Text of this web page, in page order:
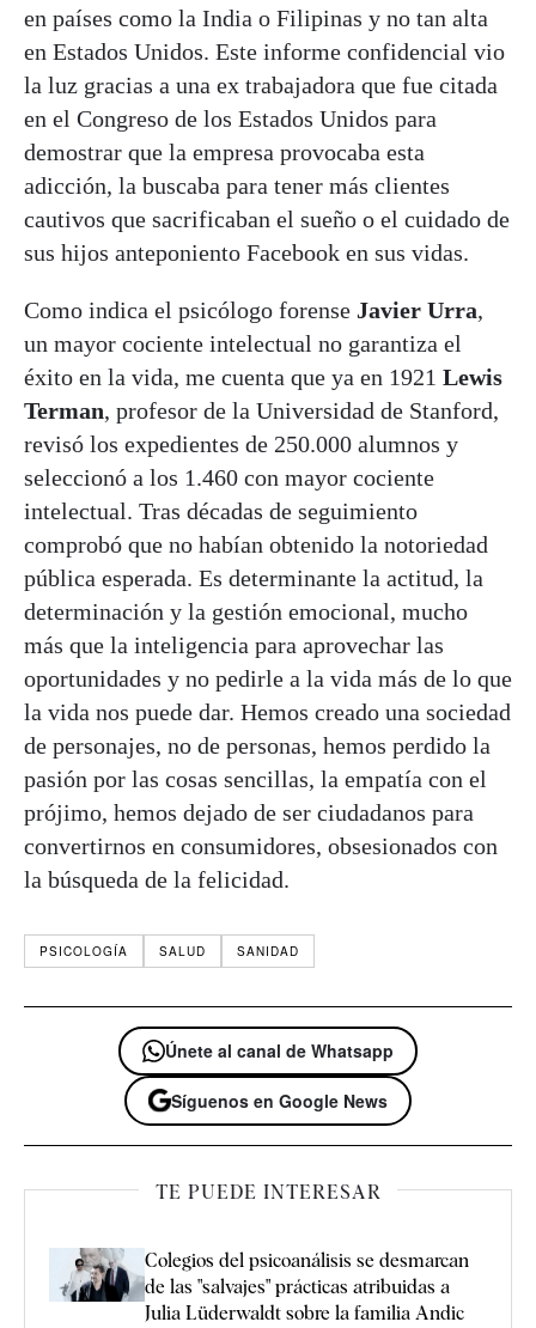
en países como la India o Filipinas y no tan alta
en Estados Unidos. Este informe confidencial vio
la luz gracias a una ex trabajadora que fue citada
en el Congreso de los Estados Unidos para
demostrar que la empresa provocaba esta
adicción, la buscaba para tener más clientes
cautivos que sacrificaban el sueño o el cuidado de
sus hijos anteponiento Facebook en sus vidas.
Como indica el psicólogo forense Javier Urra,
un mayor cociente intelectual no garantiza el
éxito en la vida, me cuenta que ya en 1921 Lewis
Terman, profesor de la Universidad de Stanford,
revisó los expedientes de 250.000 alumnos y
seleccionó a los 1.460 con mayor cociente
intelectual. Tras décadas de seguimiento
comprobó que no habían obtenido la notoriedad
pública esperada. Es determinante la actitud, la
determinación y la gestión emocional, mucho
más que la inteligencia para aprovechar las
oportunidades y no pedirle a la vida más de lo que
la vida nos puede dar. Hemos creado una sociedad
de personajes, no de personas, hemos perdido la
pasión por las cosas sencillas, la empatía con el
prójimo, hemos dejado de ser ciudadanos para
convertirnos en consumidores, obsesionados con
la búsqueda de la felicidad.
PSICOLOGÍA SALUD SANIDAD
Únete al canal de Whatsapp
Síguenos en Google News
TE PUEDE INTERESAR
Colegios del psicoanálisis se desmarcan
de las "salvajes" prácticas atribuidas a
Julia Lüderwaldt sobre la familia Andic